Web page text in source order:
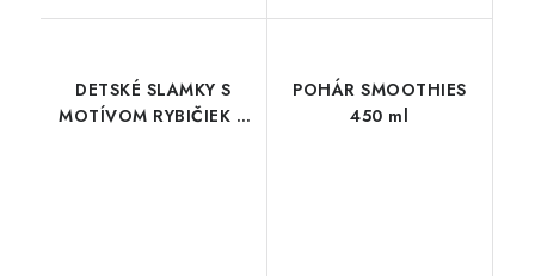
DETSKÉ SLAMKY S
MOTÍVOM RYBIČIEK 3
POHÁR SMOOTHIES
450 ml